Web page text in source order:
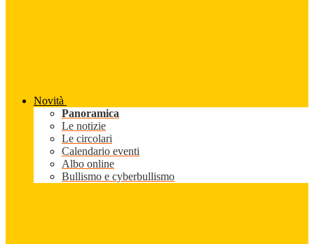
Novità
Panoramica
Le notizie
Le circolari
Calendario eventi
Albo online
Bullismo e cyberbullismo